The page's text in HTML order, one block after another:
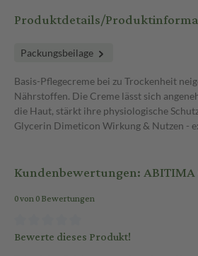
Produktdetails/
Packungsbeilage
Basis-Pflegecreme bei zu Trockenheit
Nährstoffen. Die Creme lässt sich
die Haut, stärkt ihre physiologische
Glycerin Dimeticon Wirkung & Nutzen -
Kundenbewertungen:
0 von 0 Bewertungen
Bewerte dieses Produkt!